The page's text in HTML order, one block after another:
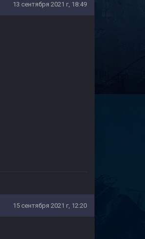
13 сентября 2021 г, 18:49
15 сентября 2021 г, 12:20